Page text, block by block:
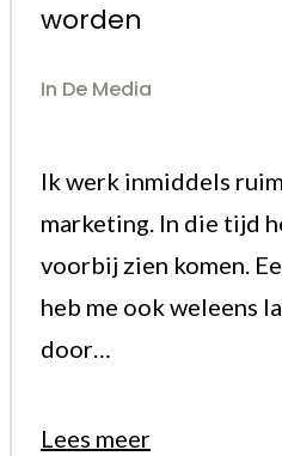
worden
In De Media
Ik werk inmiddels
marketing. In die tijd
voorbij zien komen.
heb me ook weleens
door…
Lees meer